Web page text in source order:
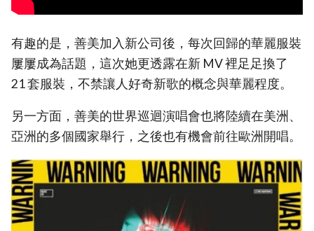
有趣的是，善美加入新公司後，每次回歸的華麗服裝
屢屢成為話題，這次她更透露在新 MV 裡足足換了
21 套服裝，不禁讓人好奇新歌的概念與華麗程度。
另一方面，善美的世界巡迴演唱會也將陸續在美洲、
亞洲的多個國家舉行，之後也有機會前往歐洲開唱。